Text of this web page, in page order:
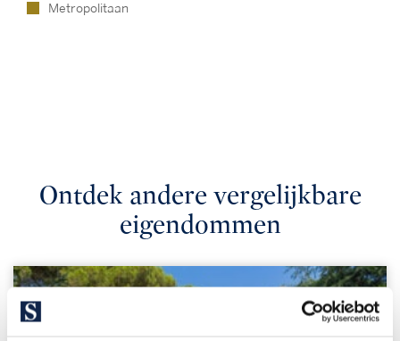
Metropolitaan
Ontdek andere vergelijkbare
eigendommen